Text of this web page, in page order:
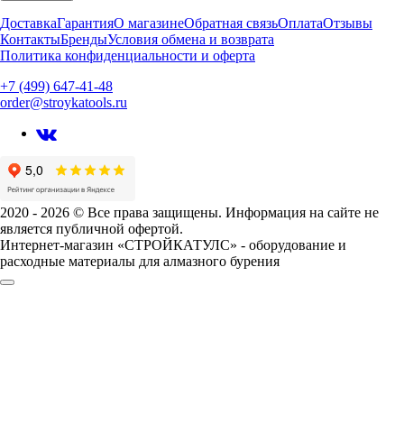
ДоставкаГарантияО магазинеОбратная связьОплатаОтзывы
КонтактыБрендыУсловия обмена и возврата
Политика конфиденциальности и оферта
+7 (499) 647-41-48
order@stroykatools.ru
2020 - 2026 © Все права защищены. Информация на сайте не
является публичной офертой.
Интернет-магазин «СТРОЙКАТУЛС» - оборудование и
расходные материалы для алмазного бурения